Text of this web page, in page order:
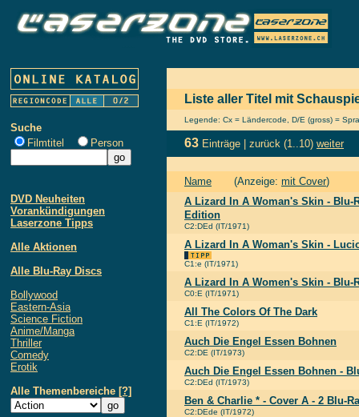
Suche
Filmtitel
Person
DVD Neuheiten
Vorankündigungen
Laserzone Tipps
Alle Aktionen
Alle Blu-Ray Discs
Bollywood
Eastern-Asia
Science Fiction
Anime/Manga
Thriller
Comedy
Erotik
Alle Themenbereiche [?]
Liste aller Titel mit
Legende: Cx = Ländercode, D/E (gross) =
63 Einträge | zurück (1..10) weiter
Name (Anzeige: mit Cover)
A Lizard In A Woman's Skin - Blu-
Edition
C2:DEd (IT/1971)
A Lizard In A Woman's Skin -
C1:e (IT/1971)
A Lizard In A Women's Skin - Blu-
C0:E (IT/1971)
All The Colors Of The Dark
C1:E (IT/1972)
Auch Die Engel Essen Bohnen
C2:DE (IT/1973)
Auch Die Engel Essen Bohnen -
C2:DEd (IT/1973)
Ben & Charlie * - Cover A - 2 Blu-
C2:DEde (IT/1972)